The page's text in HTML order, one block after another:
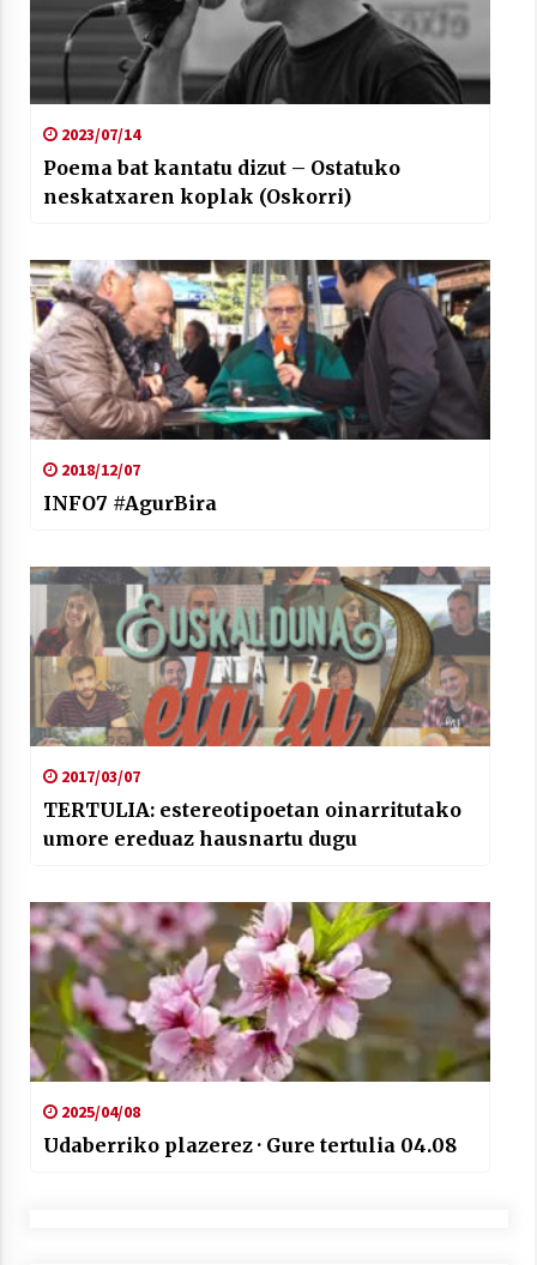
2023/07/14
Poema bat kantatu dizut – Ostatuko
neskatxaren koplak (Oskorri)
2018/12/07
INFO7 #AgurBira
2017/03/07
TERTULIA: estereotipoetan oinarritutako
umore ereduaz hausnartu dugu
2025/04/08
Udaberriko plazerez · Gure tertulia 04.08